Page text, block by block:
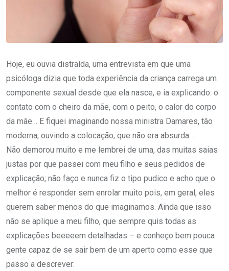
Hoje, eu ouvia distraída, uma entrevista em que uma
psicóloga dizia que toda experiência da criança carrega um
componente sexual desde que ela nasce, e ia explicando: o
contato com o cheiro da mãe, com o peito, o calor do corpo
da mãe… E fiquei imaginando nossa ministra Damares, tão
moderna, ouvindo a colocação, que não era absurda…
Não demorou muito e me lembrei de uma, das muitas saias
justas por que passei com meu filho e seus pedidos de
explicação; não faço e nunca fiz o tipo pudico e acho que o
melhor é responder sem enrolar muito pois, em geral, eles
querem saber menos do que imaginamos. Ainda que isso
não se aplique a meu filho, que sempre quis todas as
explicações beeeeem detalhadas – e conheço bem pouca
gente capaz de se sair bem de um aperto como esse que
passo a descrever: